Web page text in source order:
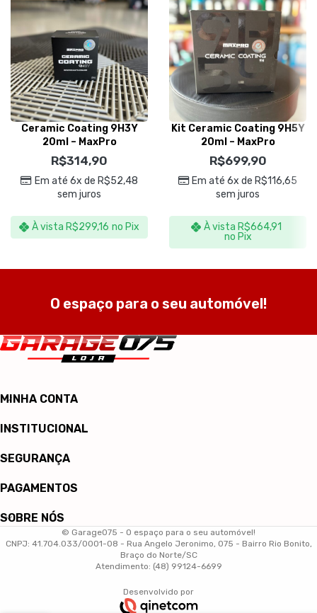
Ceramic Coating 9H3Y
20ml – MaxPro
R$314,90
Em até 6x de R$52,48
sem juros
À vista R$299,16 no Pix
Kit Ceramic Coating 9H5Y
20ml – MaxPro
R$699,90
Em até 6x de R$116,65
sem juros
À vista R$664,91
no Pix
O espaço para o seu automóvel!
MINHA CONTA
INSTITUCIONAL
SEGURANÇA
PAGAMENTOS
SOBRE NÓS
© Garage075 - O espaço para o seu automóvel!
CNPJ: 41.704.033/0001-08 - Rua Angelo Jeronimo, 075 - Bairro Rio Bonito,
Braço do Norte/SC
Atendimento: (48) 99124-6699
Desenvolvido por